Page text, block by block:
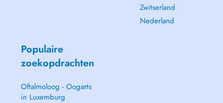
Zwitserland
Nederland
Populaire
zoekopdrachten
Oftalmoloog - Oogarts
in Luxemburg